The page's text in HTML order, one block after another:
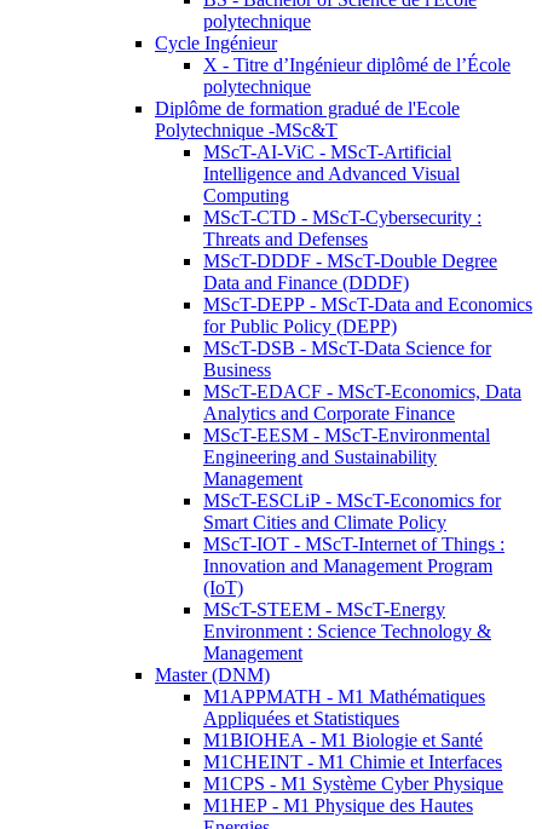
polytechnique
Cycle Ingénieur
X - Titre d’Ingénieur diplômé de l’École
polytechnique
Diplôme de formation gradué de l'Ecole
Polytechnique -MSc&T
MScT-AI-ViC - MScT-Artificial
Intelligence and Advanced Visual
Computing
MScT-CTD - MScT-Cybersecurity :
Threats and Defenses
MScT-DDDF - MScT-Double Degree
Data and Finance (DDDF)
MScT-DEPP - MScT-Data and Economics
for Public Policy (DEPP)
MScT-DSB - MScT-Data Science for
Business
MScT-EDACF - MScT-Economics, Data
Analytics and Corporate Finance
MScT-EESM - MScT-Environmental
Engineering and Sustainability
Management
MScT-ESCLiP - MScT-Economics for
Smart Cities and Climate Policy
MScT-IOT - MScT-Internet of Things :
Innovation and Management Program
(IoT)
MScT-STEEM - MScT-Energy
Environment : Science Technology &
Management
Master (DNM)
M1APPMATH - M1 Mathématiques
Appliquées et Statistiques
M1BIOHEA - M1 Biologie et Santé
M1CHEINT - M1 Chimie et Interfaces
M1CPS - M1 Système Cyber Physique
M1HEP - M1 Physique des Hautes